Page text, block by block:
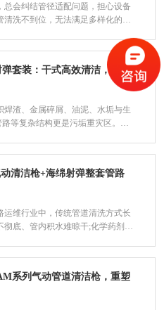
会纠结管径适配问题，担心设备
洗不到位，无法满足多样化的管
路，轻松解决各类管道清洁难题。
套装：干式高效清洁，全程
渣、金属碎屑、油泥、水垢与生
等复杂结构更是污垢重灾区。传
清洁枪+海绵射弹整套管路
维行业中，传统管道清洗方式长
底、管内积水难晾干;化学药剂清
系列气动管道清洁枪，重塑